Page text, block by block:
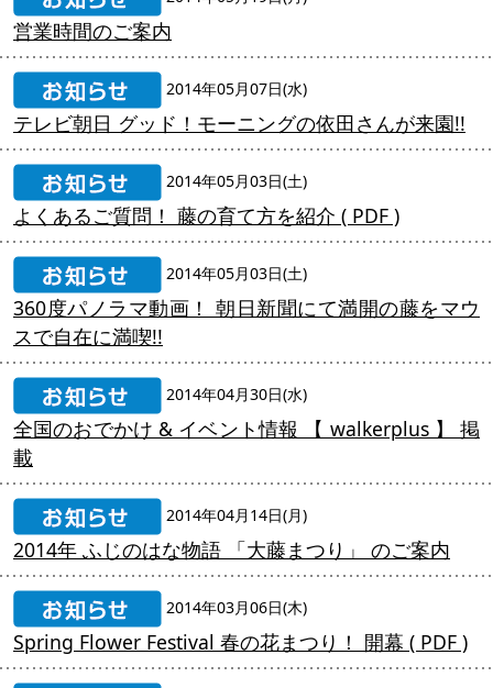
営業時間のご案内
2014年05月07日(水)
テレビ朝日 グッド！モーニングの依田さんが来園!!
2014年05月03日(土)
よくあるご質問！ 藤の育て方を紹介 ( PDF )
2014年05月03日(土)
360度パノラマ動画！ 朝日新聞にて満開の藤をマウ
スで自在に満喫!!
2014年04月30日(水)
全国のおでかけ & イベント情報 【 walkerplus 】 掲
載
2014年04月14日(月)
2014年 ふじのはな物語 「大藤まつり」 のご案内
2014年03月06日(木)
Spring Flower Festival 春の花まつり！ 開幕 ( PDF )